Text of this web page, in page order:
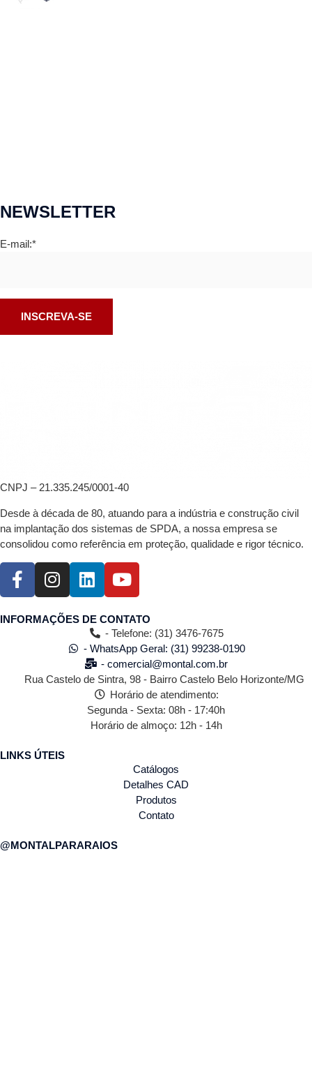
NEWSLETTER
E-mail:*
CNPJ – 21.335.245/0001-40
Desde à década de 80, atuando para a indústria e construção civil
na implantação dos sistemas de SPDA, a nossa empresa se
consolidou como referência em proteção, qualidade e rigor técnico.
INFORMAÇÕES DE CONTATO
- Telefone: (31) 3476-7675
- WhatsApp Geral: (31) 99238-0190
- comercial@montal.com.br
Rua Castelo de Sintra, 98 - Bairro Castelo Belo Horizonte/MG
Horário de atendimento:
Segunda - Sexta: 08h - 17:40h
Horário de almoço: 12h - 14h
LINKS ÚTEIS
Catálogos
Detalhes CAD
Produtos
Contato
@MONTALPARARAIOS